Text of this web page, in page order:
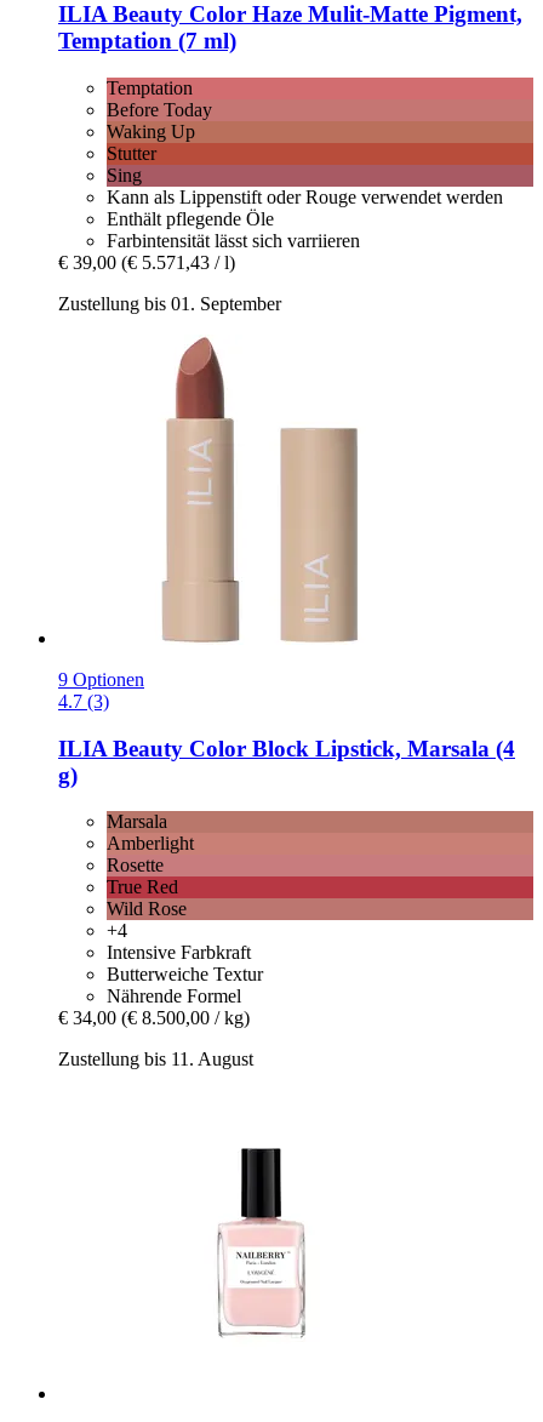
ILIA Beauty Color Haze Mulit-​Matte Pigment,
Temptation (7 ml)
Temptation
Before Today
Waking Up
Stutter
Sing
Kann als Lippenstift oder Rouge verwendet werden
Enthält pflegende Öle
Farbintensität lässt sich varriieren
€ 39,00 (€ 5.571,43 / l)
Zustellung bis 01. September
9 Optionen
4.7 (3)
ILIA Beauty Color Block Lipstick, Marsala (4
g)
Marsala
Amberlight
Rosette
True Red
Wild Rose
+4
Intensive Farbkraft
Butterweiche Textur
Nährende Formel
€ 34,00 (€ 8.500,00 / kg)
Zustellung bis 11. August